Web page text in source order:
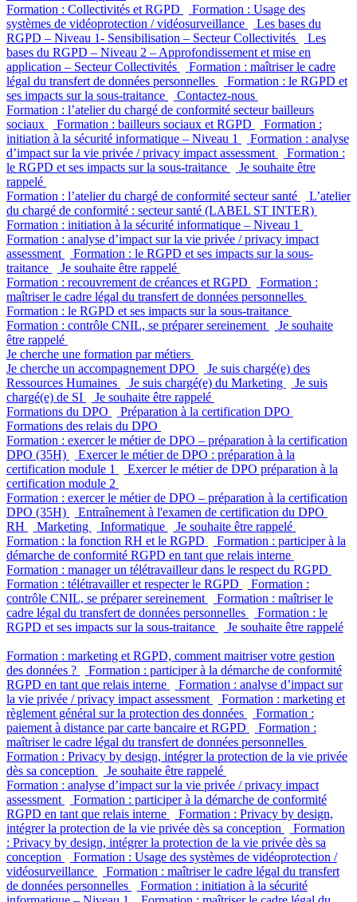
Formation : Collectivités et RGPD
Formation : Usage des
systèmes de vidéoprotection / vidéosurveillance
Les bases du
RGPD – Niveau 1- Sensibilisation – Secteur Collectivités
Les
bases du RGPD – Niveau 2 – Approfondissement et mise en
application – Secteur Collectivités
Formation : maîtriser le cadre
légal du transfert de données personnelles
Formation : le RGPD et
ses impacts sur la sous-traitance
Contactez-nous
Formation : l’atelier du chargé de conformité secteur bailleurs
sociaux
Formation : bailleurs sociaux et RGPD
Formation :
initiation à la sécurité informatique – Niveau 1
Formation : analyse
d’impact sur la vie privée / privacy impact assessment
Formation :
le RGPD et ses impacts sur la sous-traitance
Je souhaite être
rappelé
Formation : l’atelier du chargé de conformité secteur santé
L’atelier
du chargé de conformité : secteur santé (LABEL ST INTER)
Formation : initiation à la sécurité informatique – Niveau 1
Formation : analyse d’impact sur la vie privée / privacy impact
assessment
Formation : le RGPD et ses impacts sur la sous-
traitance
Je souhaite être rappelé
Formation : recouvrement de créances et RGPD
Formation :
maîtriser le cadre légal du transfert de données personnelles
Formation : le RGPD et ses impacts sur la sous-traitance
Formation : contrôle CNIL, se préparer sereinement
Je souhaite
être rappelé
Je cherche une formation par métiers
Je cherche un accompagnement DPO
Je suis chargé(e) des
Ressources Humaines
Je suis chargé(e) du Marketing
Je suis
chargé(e) de SI
Je souhaite être rappelé
Formations du DPO
Préparation à la certification DPO
Formations des relais du DPO
Formation : exercer le métier de DPO – préparation à la certification
DPO (35H)
Exercer le métier de DPO : préparation à la
certification module 1
Exercer le métier de DPO préparation à la
certification module 2
Formation : exercer le métier de DPO – préparation à la certification
DPO (35H)
Entraînement à l'examen de certification du DPO
RH
Marketing Informatique
Je souhaite être rappelé
Formation : la fonction RH et le RGPD
Formation : participer à la
démarche de conformité RGPD en tant que relais interne
Formation : manager un télétravailleur dans le respect du RGPD
Formation : télétravailler et respecter le RGPD
Formation :
contrôle CNIL, se préparer sereinement
Formation : maîtriser le
cadre légal du transfert de données personnelles
Formation : le
RGPD et ses impacts sur la sous-traitance
Je souhaite être rappelé
Formation : marketing et RGPD, comment maitriser votre gestion
des données ?
Formation : participer à la démarche de conformité
RGPD en tant que relais interne
Formation : analyse d’impact sur
la vie privée / privacy impact assessment
Formation : marketing et
règlement général sur la protection des données
Formation :
paiement à distance par carte bancaire et RGPD
Formation :
maîtriser le cadre légal du transfert de données personnelles
Formation : Privacy by design, intégrer la protection de la vie privée
dès sa conception
Je souhaite être rappelé
Formation : analyse d’impact sur la vie privée / privacy impact
assessment
Formation : participer à la démarche de conformité
RGPD en tant que relais interne
Formation : Privacy by design,
intégrer la protection de la vie privée dès sa conception
Formation
: Privacy by design, intégrer la protection de la vie privée dès sa
conception
Formation : Usage des systèmes de vidéoprotection /
vidéosurveillance
Formation : maîtriser le cadre légal du transfert
de données personnelles
Formation : initiation à la sécurité